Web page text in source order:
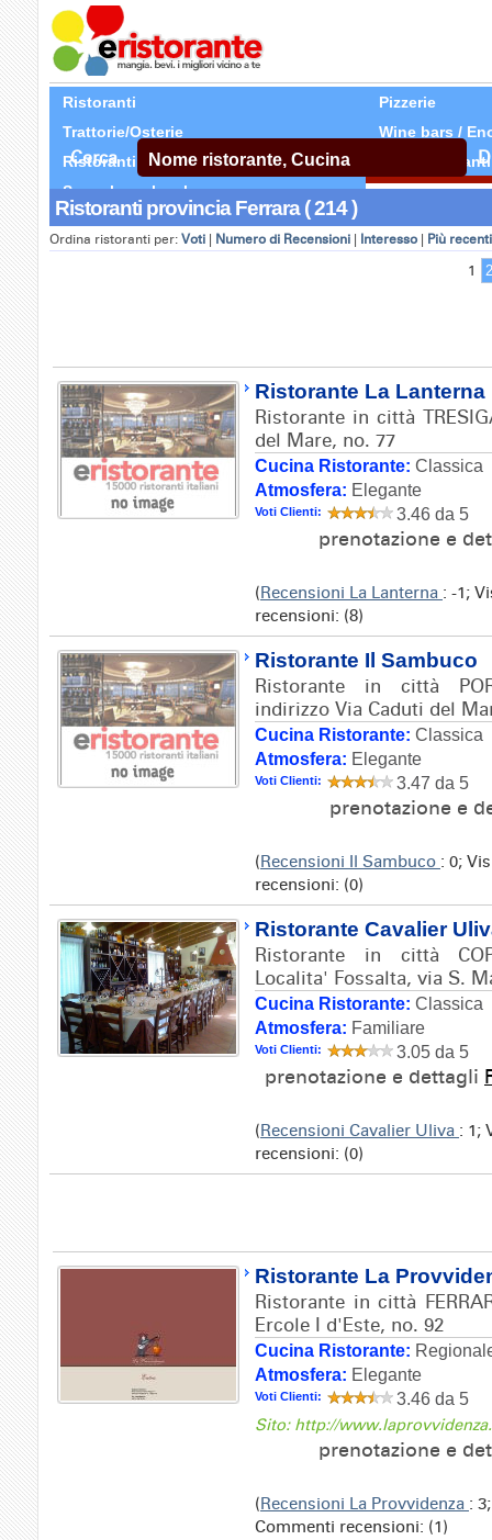
Ristoranti
Pizzerie
Trattorie/Osterie
Wine bars /
Ristoranti Etnici
Tutti Ristoranti
Segnala un locale
Cerca
Ristoranti provincia Ferrara ( 214 )
Ordina ristoranti per: Voti Numero di Recensioni Interesso Più recenti
1 2
Ristorante La Lanterna
Ristorante in città
del Mare, no. 77
Cucina Ristorante: Classica
Atmosfera: Elegante
Voti Clienti: 3.46 da 5
prenotazione e
(Recensioni La Lanterna : -1;
recensioni: (8)
Ristorante Il Sambuco
Ristorante in città
indirizzo Via Caduti del
Cucina Ristorante: Classica
Atmosfera: Elegante
Voti Clienti: 3.47 da 5
prenotazione e
(Recensioni Il Sambuco : 0;
recensioni: (0)
Ristorante Cavalier
Ristorante in città
Localita' Fossalta, via S.
Cucina Ristorante: Classica
Atmosfera: Familiare
Voti Clienti: 3.05 da 5
prenotazione e dettagli
(Recensioni Cavalier Uliva : 1;
recensioni: (0)
Ristorante La
Ristorante in città
Ercole I d'Este, no. 92
Cucina Ristorante:
Atmosfera: Elegante
Voti Clienti: 3.46 da 5
Sito: http://
prenotazione e
(Recensioni La Provvidenza :
Commenti recensioni: (1)